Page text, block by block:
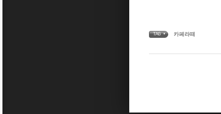
TAG • 카페라떼